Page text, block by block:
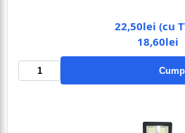
22,50lei (cu
18,60lei